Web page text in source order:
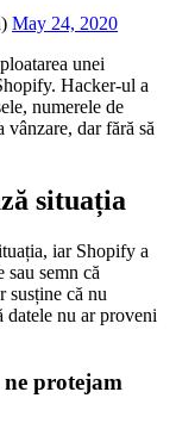
May 24, 2020
unei
Hacker-ul a
numerele de
dar fără să
situația
iar Shopify a
semn că
susține că nu
datele nu ar proveni
protejam